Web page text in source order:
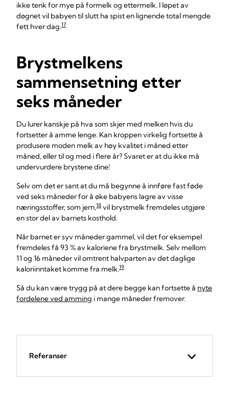
ikke tenk for mye på formelk og ettermelk. I løpet av
døgnet vil babyen til slutt ha spist en lignende total mengde
fett hver dag.17
Brystmelkens
sammensetning etter
seks måneder
Du lurer kanskje på hva som skjer med melken hvis du
fortsetter å amme lenge. Kan kroppen virkelig fortsette å
produsere moden melk av høy kvalitet i måned etter
måned, eller til og med i flere år? Svaret er at du ikke må
undervurdere brystene dine!
Selv om det er sant at du må begynne å innføre fast føde
ved seks måneder for å øke babyens lagre av visse
næringsstoffer, som jern,18 vil brystmelk fremdeles utgjøre
en stor del av barnets kosthold.
Når barnet er syv måneder gammel, vil det for eksempel
fremdeles få 93 % av kaloriene fra brystmelk. Selv mellom
11 og 16 måneder vil omtrent halvparten av det daglige
kaloriinntaket komme fra melk.19
Så du kan være trygg på at dere begge kan fortsette å nyte
fordelene ved amming i mange måneder fremover.
Referanser